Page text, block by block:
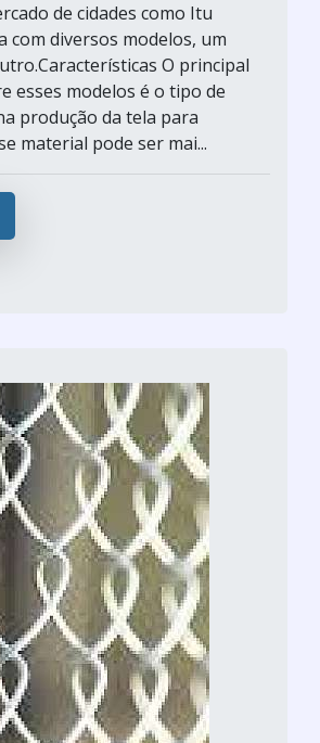
de cidades como Itu
com diversos modelos, um
O principal
esses modelos é o tipo de
produção da tela para
material pode ser mai...